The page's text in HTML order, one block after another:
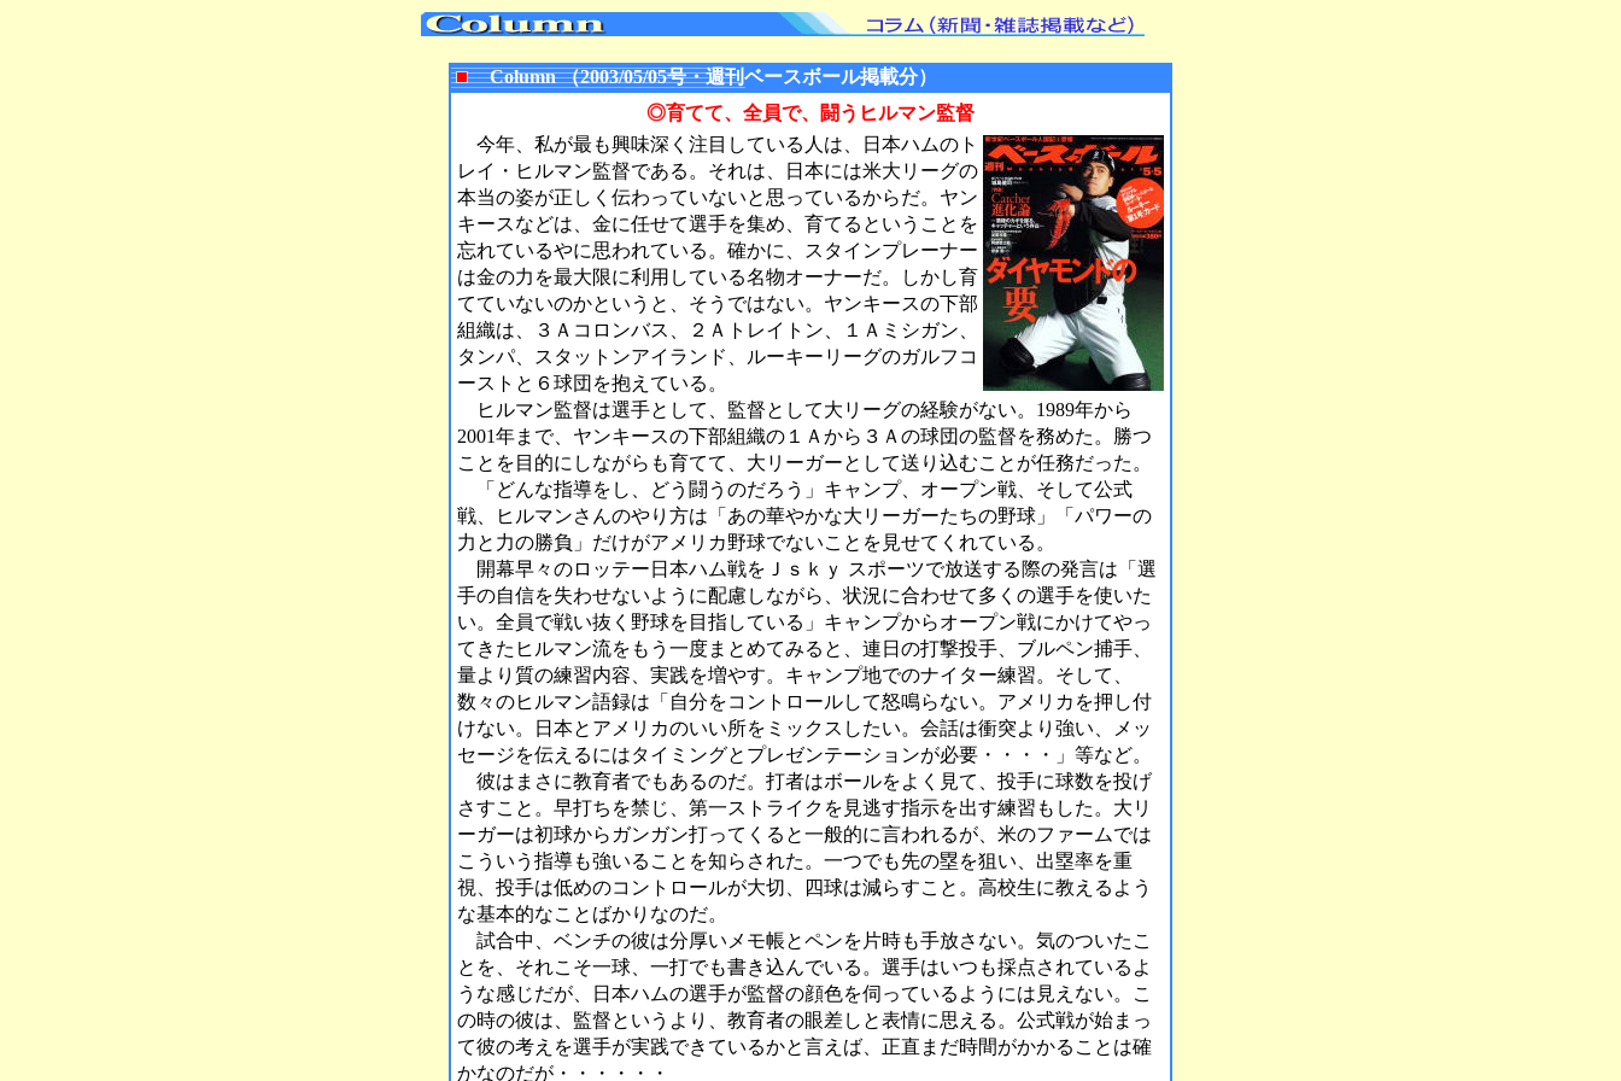
Column （2003/05/05号・週刊ベースボール掲載分）
◎育てて、全員で、闘うヒルマン監督
今年、私が最も興味深く注目している人は、日本ハムのト
レイ・ヒルマン監督である。それは、日本には米大リーグの
本当の姿が正しく伝わっていないと思っているからだ。ヤン
キースなどは、金に任せて選手を集め、育てるということを
忘れているやに思われている。確かに、スタインプレーナー
は金の力を最大限に利用している名物オーナーだ。しかし育
てていないのかというと、そうではない。ヤンキースの下部
組織は、３Ａコロンバス、２Ａトレイトン、１Ａミシガン、
タンパ、スタットンアイランド、ルーキーリーグのガルフコ
ーストと６球団を抱えている。
ヒルマン監督は選手として、監督として大リーグの経験がない。1989年から
2001年まで、ヤンキースの下部組織の１Ａから３Ａの球団の監督を務めた。勝つ
ことを目的にしながらも育てて、大リーガーとして送り込むことが任務だった。
「どんな指導をし、どう闘うのだろう」キャンプ、オープン戦、そして公式
戦、ヒルマンさんのやり方は「あの華やかな大リーガーたちの野球」「パワーの
力と力の勝負」だけがアメリカ野球でないことを見せてくれている。
開幕早々のロッテー日本ハム戦をＪｓｋｙ スポーツで放送する際の発言は「選
手の自信を失わせないように配慮しながら、状況に合わせて多くの選手を使いた
い。全員で戦い抜く野球を目指している」キャンプからオープン戦にかけてやっ
てきたヒルマン流をもう一度まとめてみると、連日の打撃投手、ブルペン捕手、
量より質の練習内容、実践を増やす。キャンプ地でのナイター練習。そして、
数々のヒルマン語録は「自分をコントロールして怒鳴らない。アメリカを押し付
けない。日本とアメリカのいい所をミックスしたい。会話は衝突より強い、メッ
セージを伝えるにはタイミングとプレゼンテーションが必要・・・・」等など。
彼はまさに教育者でもあるのだ。打者はボールをよく見て、投手に球数を投げ
さすこと。早打ちを禁じ、第一ストライクを見逃す指示を出す練習もした。大リ
ーガーは初球からガンガン打ってくると一般的に言われるが、米のファームでは
こういう指導も強いることを知らされた。一つでも先の塁を狙い、出塁率を重
視、投手は低めのコントロールが大切、四球は減らすこと。高校生に教えるよう
な基本的なことばかりなのだ。
試合中、ベンチの彼は分厚いメモ帳とペンを片時も手放さない。気のついたこ
とを、それこそ一球、一打でも書き込んでいる。選手はいつも採点されているよ
うな感じだが、日本ハムの選手が監督の顔色を伺っているようには見えない。こ
の時の彼は、監督というより、教育者の眼差しと表情に思える。公式戦が始まっ
て彼の考えを選手が実践できているかと言えば、正直まだ時間がかかることは確
かなのだが・・・・・・